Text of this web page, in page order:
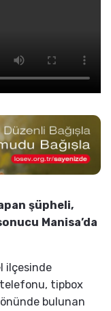
şüpheli,
Manisa’da
ilçesinde
tipbox
bulunan